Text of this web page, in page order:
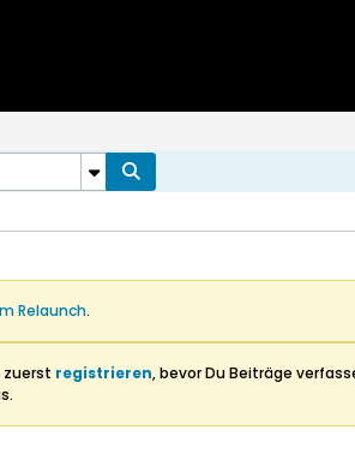
Relaunch.
zuerst registrieren, bevor Du Beiträge